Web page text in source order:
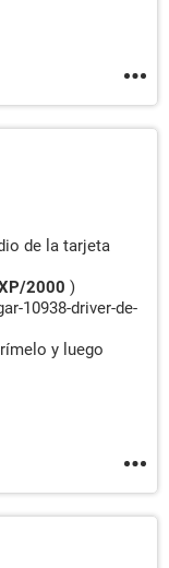
de la tarjeta
2000 )
10938-driver-de-
y luego